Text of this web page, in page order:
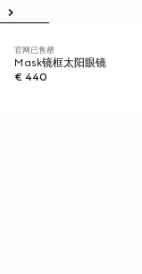
官网已售罄
Mask镜框太阳眼镜
€ 440